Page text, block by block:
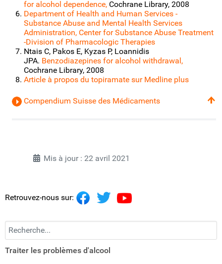
for alcohol dependence, Cochrane Library, 2008
Department of Health and Human Services -
Substance Abuse and Mental Health Services
Administration, Center for Substance Abuse Treatment
-Division of Pharmacologic Therapies
Ntais C, Pakos E, Kyzas P, Loannidis
JPA. Benzodiazepines for alcohol withdrawal,
Cochrane Library, 2008
Article à propos du topiramate sur Medline plus
Compendium Suisse des Médicaments
Mis à jour : 22 avril 2021
Retrouvez-nous sur:
Recherchez...
Traiter les problèmes d'alcool